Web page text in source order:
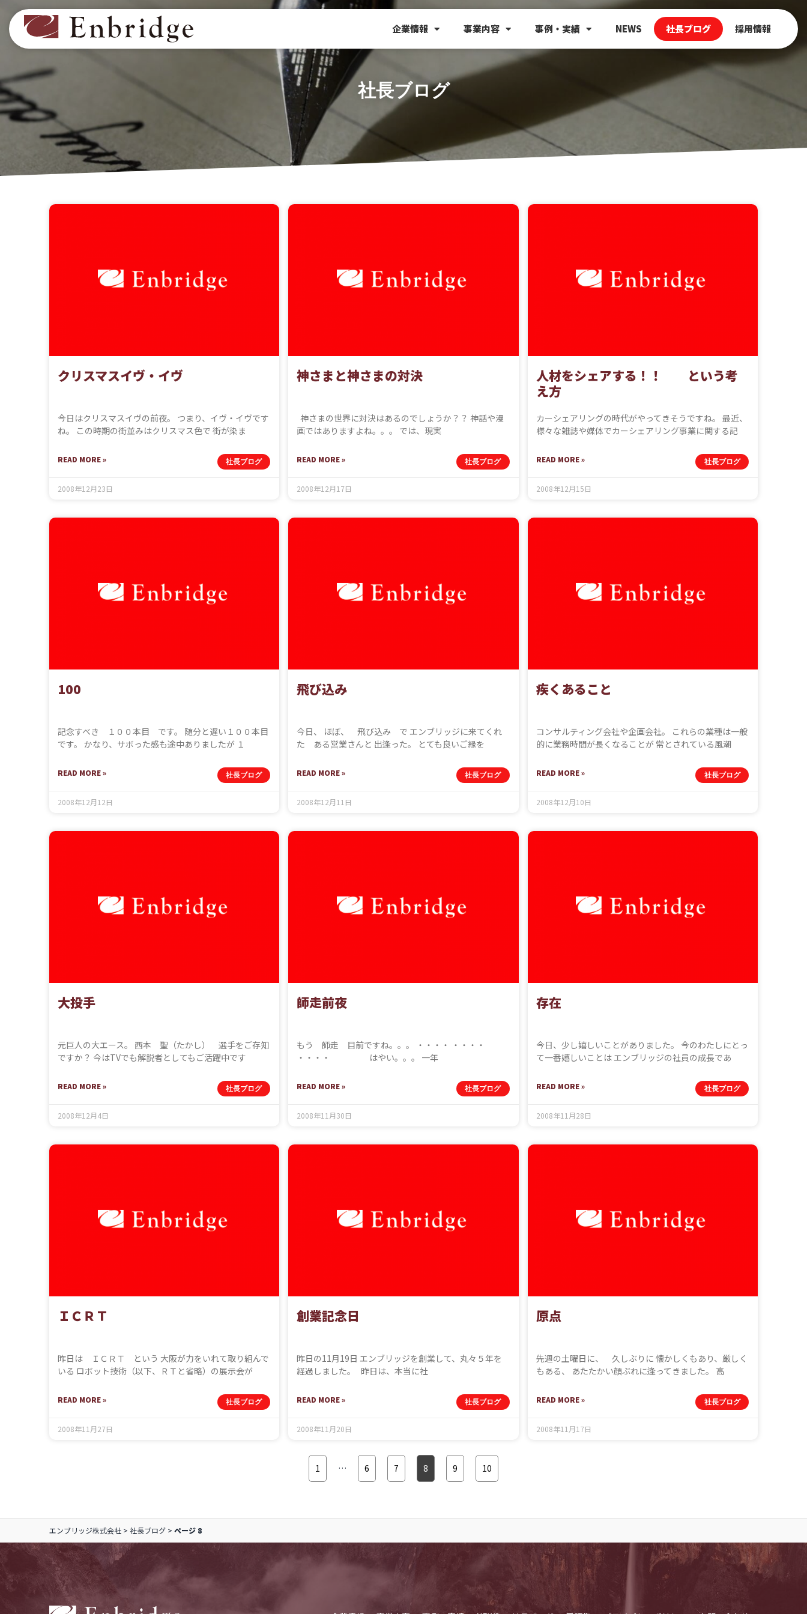
企業情報 事業内容 事例・実績 NEWS 社長ブログ 採用情報
社長ブログ
社長ブログ
クリスマスイヴ・イヴ
今日はクリスマスイヴの前夜。 つまり、イヴ・イヴです
ね。 この時期の街並みはクリスマス色で 街が染ま
READ MORE »
2008年12月23日
社長ブログ
神さまと神さまの対決
神さまの世界に対決はあるのでしょうか？？ 神話や漫
画ではありますよね。。。 では、現実
READ MORE »
2008年12月17日
社長ブログ
人材をシェアする！！ という考
え方
カーシェアリングの時代がやってきそうですね。 最近、
様々な雑誌や媒体でカーシェアリング事業に関する記
READ MORE »
2008年12月15日
社長ブログ
100
記念すべき １００本目 です。 随分と遅い１００本目
です。 かなり、サボった感も途中ありましたが １
READ MORE »
2008年12月12日
社長ブログ
飛び込み
今日、 ほぼ、 飛び込み で エンブリッジに来てくれ
た ある営業さんと 出逢った。 とても良いご縁を
READ MORE »
2008年12月11日
社長ブログ
疾くあること
コンサルティング会社や企画会社。 これらの業種は一般
的に業務時間が長くなることが 常とされている風潮
READ MORE »
2008年12月10日
社長ブログ
大投手
元巨人の大エース。 西本 聖（たかし） 選手をご存知
ですか？ 今はTVでも解説者としてもご活躍中です
READ MORE »
2008年12月4日
社長ブログ
師走前夜
もう 師走 目前ですね。。。 ・・・・ ・・・・
・・・・ はやい。。。 一年
READ MORE »
2008年11月30日
社長ブログ
存在
今日、少し嬉しいことがありました。 今のわたしにとっ
て一番嬉しいことは エンブリッジの社員の成長であ
READ MORE »
2008年11月28日
社長ブログ
ＩＣＲＴ
昨日は ＩＣＲＴ という 大阪が力をいれて取り組んで
いる ロボット技術（以下、ＲＴと省略）の展示会が
READ MORE »
2008年11月27日
社長ブログ
創業記念日
昨日の11月19日 エンブリッジを創業して、丸々５年を
経過しました。 昨日は、本当に社
READ MORE »
2008年11月20日
社長ブログ
原点
先週の土曜日に、 久しぶりに 懐かしくもあり、厳しく
もある、 あたたかい顔ぶれに逢ってきました。 高
READ MORE »
2008年11月17日
1 … 6 7 8 9 10
エンブリッジ株式会社 > 社長ブログ > ページ 8